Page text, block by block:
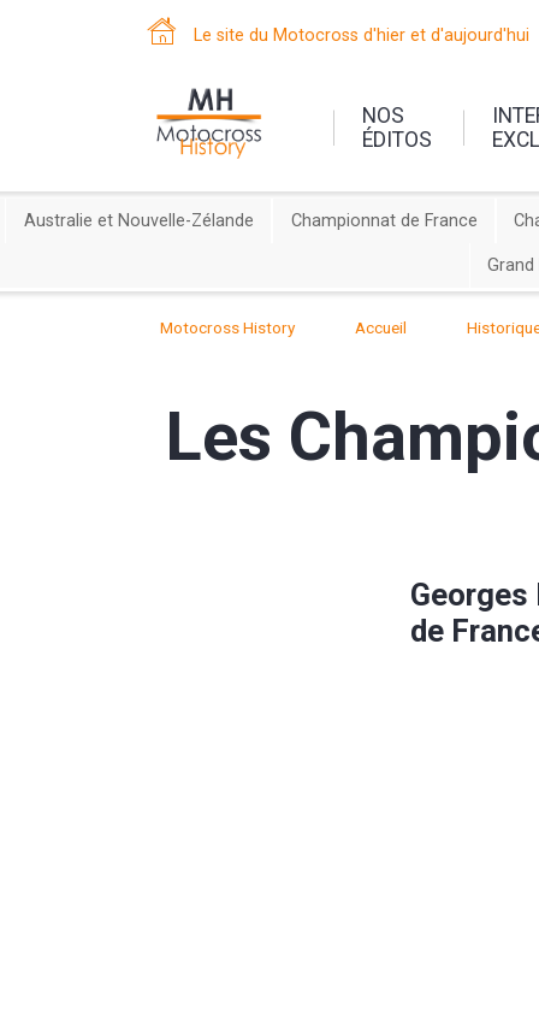
Le site du Motocross d'hier et d'aujourd'hui
NOS
ÉDITOS
Australie et Nouvelle-Zélande Championnat de France
Motocross History Accueil
Les
de